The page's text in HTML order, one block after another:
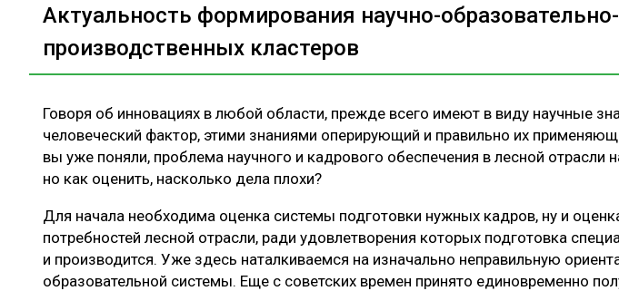
Актуальность формирования научно-образовательно-
производственных кластеров
Говоря об инновациях в любой области, прежде всего имеют в виду научные
человеческий фактор, этими знаниями оперирующий и правильно их
вы уже поняли, проблема научного и кадрового обеспечения в лесной отрасли
но как оценить, насколько дела плохи?
Для начала необходима оценка системы подготовки нужных кадров, ну и
потребностей лесной отрасли, ради удовлетворения которых подготовка
и производится. Уже здесь наталкиваемся на изначально неправильную
образовательной системы. Еще с советских времен принято единовременно